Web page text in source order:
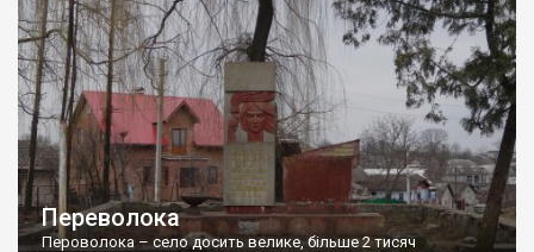
вказано вже з назвою Бобоул. На початку […]
Переволока
Пероволока – село досить велике, більше 2 тисяч